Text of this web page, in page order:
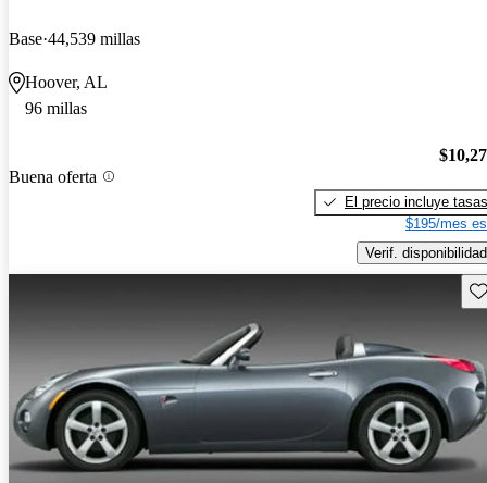
Base 44,539 millas
Hoover, AL
96 millas
Buena oferta
El precio incluye tasas
$195/mes
Verif. disponibilidad